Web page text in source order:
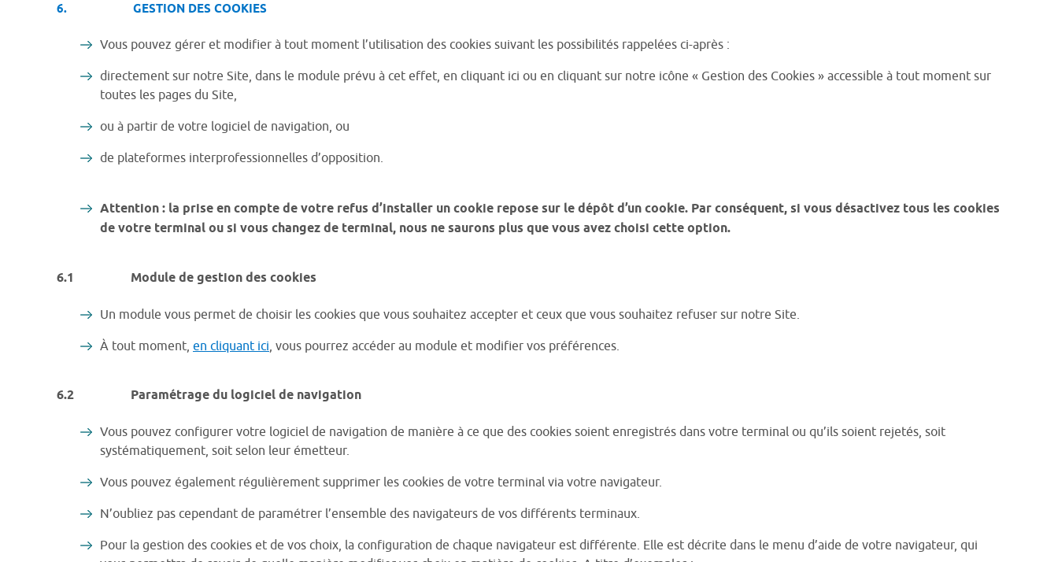
6. GESTION DES COOKIES
Vous pouvez gérer et modifier à tout moment l’utilisation des cookies suivant les possibilités rappelées ci-après :
directement sur notre Site, dans le module prévu à cet effet, en cliquant ici ou en cliquant sur notre icône « Gestion des Cookies » accessible à tout moment sur
toutes les pages du Site,
ou à partir de votre logiciel de navigation, ou
de plateformes interprofessionnelles d’opposition.
Attention : la prise en compte de votre refus d’installer un cookie repose sur le dépôt d’un cookie. Par conséquent, si vous désactivez tous les cookies
de votre terminal ou si vous changez de terminal, nous ne saurons plus que vous avez choisi cette option.
6.1 Module de gestion des cookies
Un module vous permet de choisir les cookies que vous souhaitez accepter et ceux que vous souhaitez refuser sur notre Site.
À tout moment, en cliquant ici, vous pourrez accéder au module et modifier vos préférences.
6.2 Paramétrage du logiciel de navigation
Vous pouvez configurer votre logiciel de navigation de manière à ce que des cookies soient enregistrés dans votre terminal ou qu’ils soient rejetés, soit
systématiquement, soit selon leur émetteur.
Vous pouvez également régulièrement supprimer les cookies de votre terminal via votre navigateur.
N’oubliez pas cependant de paramétrer l’ensemble des navigateurs de vos différents terminaux.
Pour la gestion des cookies et de vos choix, la configuration de chaque navigateur est différente. Elle est décrite dans le menu d’aide de votre navigateur, qui